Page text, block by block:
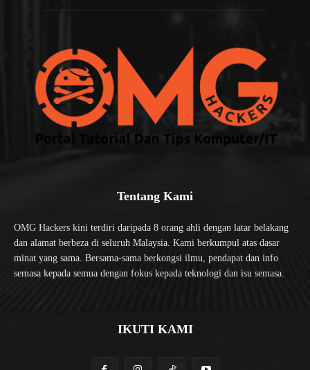
Tentang Kami
OMG Hackers kini terdiri daripada 8 orang ahli dengan latar belakang
dan alamat berbeza di seluruh Malaysia. Kami berkumpul atas dasar
minat yang sama. Bersama-sama berkongsi ilmu, pendapat dan info
semasa kepada semua dengan fokus kepada teknologi dan isu semasa.
IKUTI KAMI